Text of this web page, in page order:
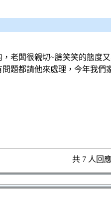
老闆很親切~臉笑笑的態度
題都請他來處理，今年我
共 7 人回